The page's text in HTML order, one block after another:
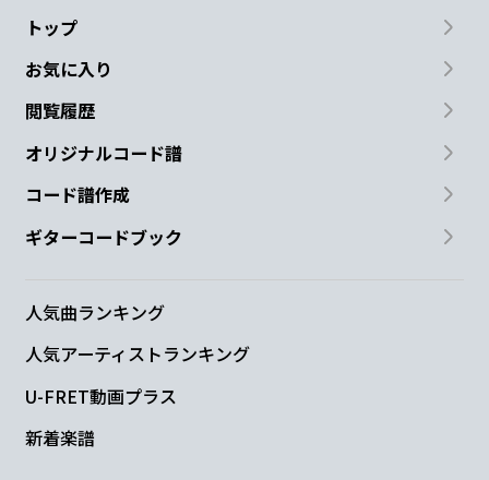
トップ
お気に入り
閲覧履歴
オリジナルコード譜
コード譜作成
ギターコードブック
人気曲ランキング
人気アーティストランキング
U-FRET動画プラス
新着楽譜